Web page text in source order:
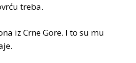
treba.
iz Crne Gore. I to su mu